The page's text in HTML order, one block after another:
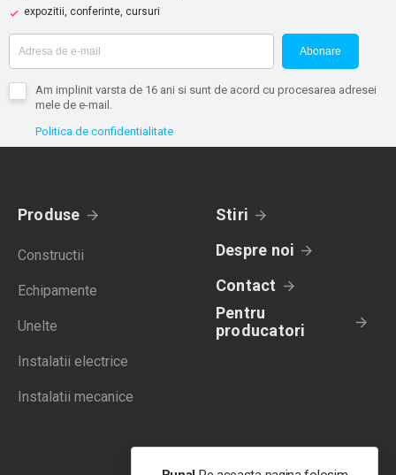
expozitii, conferinte, cursuri
Abonare
Am implinit varsta de 16 ani si sunt de acord cu procesarea adresei
mele de e-mail.
Politica de confidentialitate
Produse
Constructii
Echipamente
Unelte
Instalatii electrice
Instalatii mecanice
Stiri
Despre noi
Contact
Pentru
producatori